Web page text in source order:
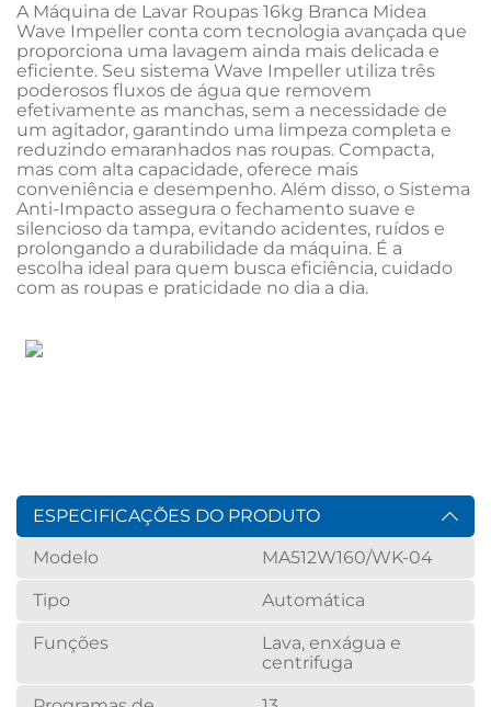
A Máquina de Lavar Roupas 16kg Branca Midea
Wave Impeller conta com tecnologia avançada que
proporciona uma lavagem ainda mais delicada e
eficiente. Seu sistema Wave Impeller utiliza três
poderosos fluxos de água que removem
efetivamente as manchas, sem a necessidade de
um agitador, garantindo uma limpeza completa e
reduzindo emaranhados nas roupas. Compacta,
mas com alta capacidade, oferece mais
conveniência e desempenho. Além disso, o Sistema
Anti-Impacto assegura o fechamento suave e
silencioso da tampa, evitando acidentes, ruídos e
prolongando a durabilidade da máquina. É a
escolha ideal para quem busca eficiência, cuidado
com as roupas e praticidade no dia a dia.
ESPECIFICAÇÕES DO PRODUTO
Modelo
MA512W160/WK-04
Tipo Automática
Funções
Lava, enxágua e
centrifuga